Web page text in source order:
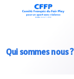
Qui sommes nous ?